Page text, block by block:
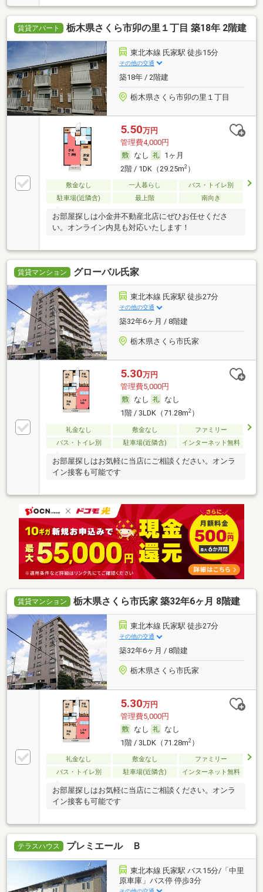
賃貸アパート 栃木県さくら市卯の里１丁目 築18年 2階建
東北本線 氏家駅 徒歩15分
その他の交通
築18年 / 2階建
栃木県さくら市卯の里１丁目
5.50万円
管理費4,000円
なし
1ヶ月
2階 / 1DK（29.25m2）
敷金なし 一人暮らし
バス・トイレ別
駐車場(近隣含)
最上階 南向き
お部屋探しは小金井不動産北店にぜひお任せくださ
い。オンライン内見も対応いたします！
賃貸マンション グローバル氏家
東北本線 氏家駅 徒歩27分
その他の交通
築32年6ヶ月 / 8階建
栃木県さくら市氏家
5.30万円
管理費5,000円
なし
なし
1階 / 3LDK（71.28m2）
礼金なし 敷金なし
ファミリー
バス・トイレ別
駐車場(近隣含) インターネット無料
お部屋探しはお気軽に当店にご相談ください。オンラ
イン接客も可能です
賃貸マンション 栃木県さくら市氏家 築32年6ヶ月 8階建
東北本線 氏家駅 徒歩27分
その他の交通
築32年6ヶ月 / 8階建
栃木県さくら市氏家
5.30万円
管理費5,000円
なし
なし
1階 / 3LDK（71.28m2）
礼金なし 敷金なし
ファミリー
バス・トイレ別
駐車場(近隣含) インターネット無料
お部屋探しはお気軽に当店にご相談ください。オンラ
イン接客も可能です
テラスハウス プレミエール Ｂ
東北本線 氏家駅 バス15分/「中里
原車庫」バス停 停歩3分